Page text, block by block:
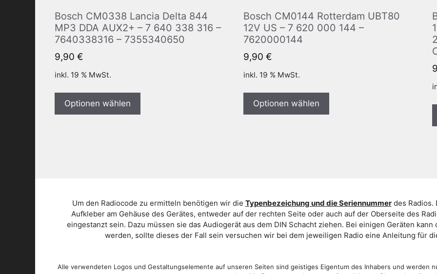
Bosch CM0338 Lancia Delta 844
MP3 DDA AUX2+ – 7 640 338 316 –
7640338316 – 7355340650
9,90 €
inkl. 19 % MwSt.
Optionen wählen
Bosch CM0144 Rotterdam UBT80
12V US – 7 620 000 144 –
7620000144
9,90 €
inkl. 19 % MwSt.
Optionen wählen
Um den Radiocode zu ermitteln benötigen wir die Typenbezeichung und die Seriennummerdes Radios.
Aufkleber am Gehäuse des Gerätes, entweder auf der rechten Seite oder auch auf der Oberseite des
eingestanzt sein. Dazu müssen sie das Audiogerät aus dem DIN Schacht ziehen. Bei einigen Geräten
werden, sollte dieses der Fall sein versuchen wir bei dem jeweiligen Radio eine Anleitung für
Alle verwendeten Logos und Gestaltungselemente auf unseren Seiten sind geistiges Eigentum des Inhabers und werden